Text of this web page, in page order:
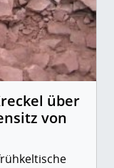
über
von